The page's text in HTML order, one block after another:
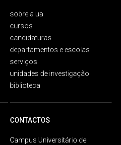
sobre a ua
cursos
candidaturas
departamentos e escolas
serviços
unidades de investigação
biblioteca
CONTACTOS
Campus Universitário de